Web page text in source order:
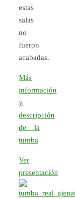
estas
salas
no
fueron
acabadas.
Más
información
y
descripción
de la
tumba
Ver
presentación